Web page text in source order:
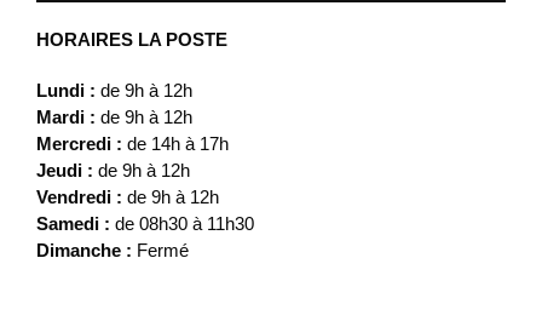
HORAIRES LA POSTE
Lundi : de 9h à 12h
Mardi : de 9h à 12h
Mercredi : de 14h à 17h
Jeudi : de 9h à 12h
Vendredi : de 9h à 12h
Samedi : de 08h30 à 11h30
Dimanche : Fermé